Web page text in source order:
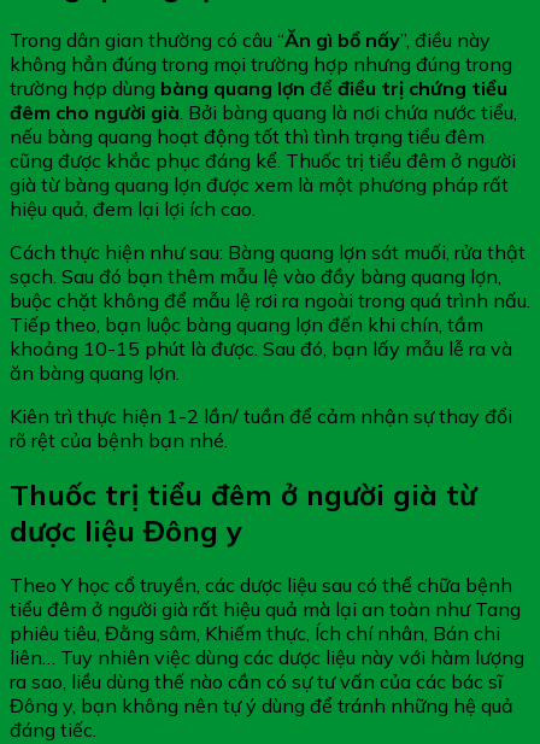
Trong dân gian thường có câu “Ăn gì bổ nấy”, điều này
không hẳn đúng trong mọi trường hợp nhưng đúng trong
trường hợp dùng bàng quang lợn để điều trị chứng tiểu
đêm cho người già. Bởi bàng quang là nơi chứa nước tiểu,
nếu bàng quang hoạt động tốt thì tình trạng tiểu đêm
cũng được khắc phục đáng kể. Thuốc trị tiểu đêm ở người
già từ bàng quang lợn được xem là một phương pháp rất
hiệu quả, đem lại lợi ích cao.
Cách thực hiện như sau: Bàng quang lợn sát muối, rửa thật
sạch. Sau đó bạn thêm mẫu lệ vào đầy bàng quang lợn,
buộc chặt không để mẫu lệ rơi ra ngoài trong quá trình nấu.
Tiếp theo, bạn luộc bàng quang lợn đến khi chín, tầm
khoảng 10-15 phút là được. Sau đó, bạn lấy mẫu lễ ra và
ăn bàng quang lợn.
Kiên trì thực hiện 1-2 lần/ tuần để cảm nhận sự thay đổi
rõ rệt của bệnh bạn nhé.
Thuốc trị tiểu đêm ở người già từ
dược liệu Đông y
Theo Y học cổ truyền, các dược liệu sau có thể chữa bệnh
tiểu đêm ở người già rất hiệu quả mà lại an toàn như Tang
phiêu tiêu, Đằng sâm, Khiếm thực, Ích chí nhân, Bán chi
liên… Tuy nhiên việc dùng các dược liệu này với hàm lượng
ra sao, liều dùng thế nào cần có sự tư vấn của các bác sĩ
Đông y, bạn không nên tự ý dùng để tránh những hệ quả
đáng tiếc.